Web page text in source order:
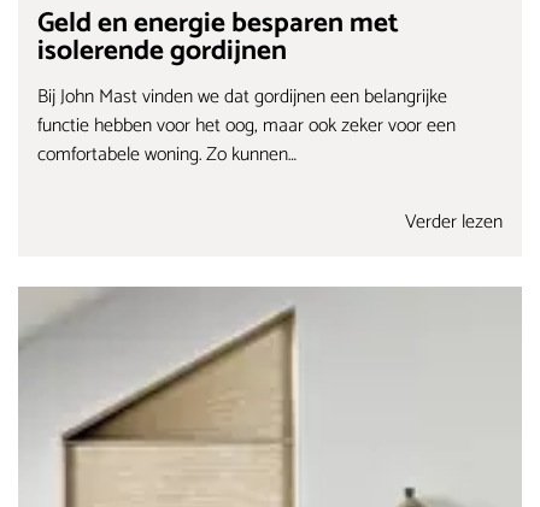
Geld en energie besparen met
isolerende gordijnen
Bij John Mast vinden we dat gordijnen een belangrijke
functie hebben voor het oog, maar ook zeker voor een
comfortabele woning. Zo kunnen…
Verder lezen